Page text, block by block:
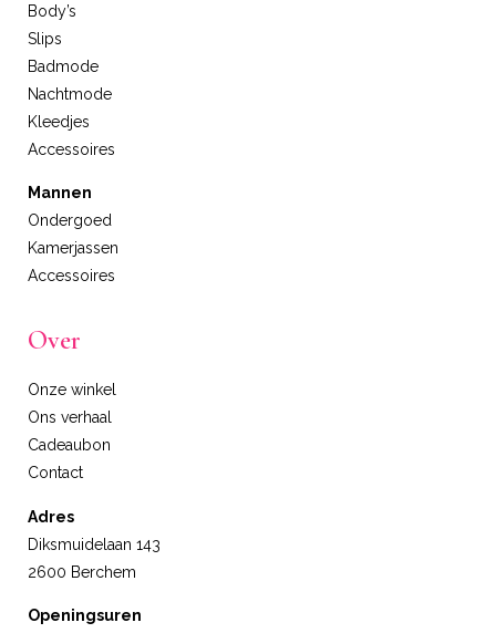
Body’s
Slips
Badmode
Nachtmode
Kleedjes
Accessoires
Mannen
Ondergoed
Kamerjassen
Accessoires
Over
Onze winkel
Ons verhaal
Cadeaubon
Contact
Adres
Diksmuidelaan 143
2600 Berchem
Openingsuren